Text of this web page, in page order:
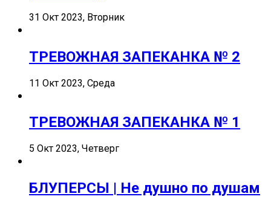
31 Окт 2023, Вторник
ТРЕВОЖНАЯ ЗАПЕКАНКА № 2
11 Окт 2023, Среда
ТРЕВОЖНАЯ ЗАПЕКАНКА № 1
5 Окт 2023, Четверг
БЛУПЕРСЫ | Не душно по душам